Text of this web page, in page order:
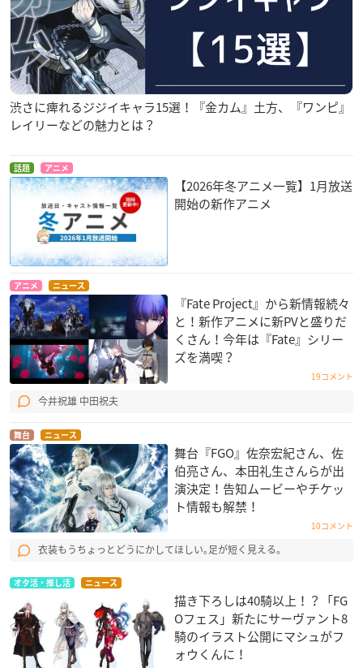
謎のアルターエゴ･Λ：早見沙織
ニトクリス：田中美海
ランスロット：置鮎龍太郎
トリスタン：内山昂輝
エリザベート･バートリー：大久保瑠美
謎のネコV：中田譲治
謎のネコW：野中 藍
謎のネコY：田中敦子
ナレーション：中田譲治
※敬称略
商品概要
Fate/Grand Carnival 1st Season
【発売日】
2021年6月2日(水)
【価格】
DVD：5,800円(税抜)
収録分数：約30分
【完全生産限定版特典】
・キャラクターデザイン／総作画監督描き下ろしジャケット仕
様
・FGC読本(仮題) ※発売を記念したメモリアルブック
『すーぱー☆あふぇくしょん』(オープニングテーマ)
【歌：マシュ･キリエライト(高橋李依)、ニトクリス(田中美
海)、エリザベート･バートリー(大久保瑠美)、酒呑童子(悠木
渋さに痺れるジジイキャラ15選！『金カム』土方、『ワンピ』
レイリーなどの魅力とは？
話題 アニメ
【2026年冬アニメ一覧】1月放送
開始の新作アニメ
アニメ ニュース
『Fate Project』から新情報続々
と！新作アニメに新PVと盛りだ
くさん！今年は『Fate』シリー
ズを満喫？
19コメント
今井祝雄 中田祝夫
舞台 ニュース
舞台『FGO』佐奈宏紀さん、佐
伯亮さん、本田礼生さんらが出
演決定！告知ムービーやチケッ
ト情報も解禁！
10コメント
衣装もうちょっとどうにかしてほしい｡足が短く見える｡
オタ活・推し活 ニュース
描き下ろしは40騎以上！？「FG
Oフェス」新たにサーヴァント8
騎のイラスト公開にマシュがフ
ォウくんに！